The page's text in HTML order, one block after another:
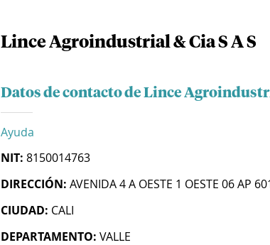
Lince Agroindustrial & Cia S A S
Datos de contacto de Lince
Ayuda
NIT: 8150014763
DIRECCIÓN: AVENIDA 4 A OESTE 1 OESTE 06 AP
CIUDAD: CALI
DEPARTAMENTO: VALLE